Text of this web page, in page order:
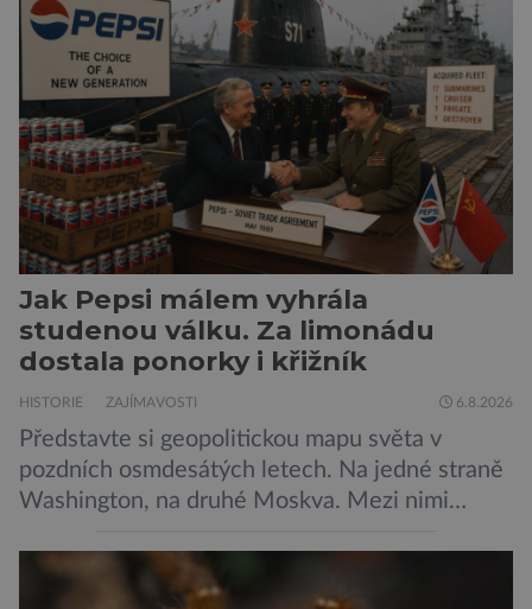
Jak Pepsi málem vyhrála
studenou válku. Za limonádu
dostala ponorky i křižník
HISTORIE ZAJÍMAVOSTI 6.8.2026
Představte si geopolitickou mapu světa v
pozdních osmdesátých letech. Na jedné straně
Washington, na druhé Moskva. Mezi nimi
padesátkrát dokola, železná opona a miliony
vojáků v permanentní pohotovosti. A pak je tu